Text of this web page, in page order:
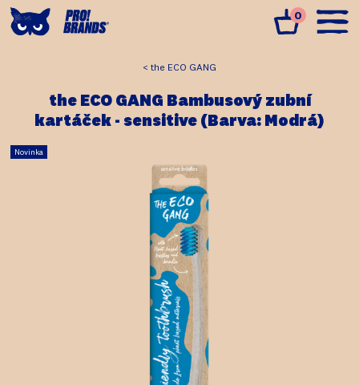
0
the ECO GANG
the ECO GANG Bambusový zubní
kartáček - sensitive (Barva: Modrá)
Novinka